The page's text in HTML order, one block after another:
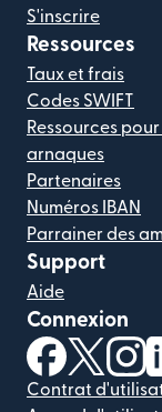
S'inscrire
Ressources
Taux et frais
Codes SWIFT
Ressources
arnaques
Partenaires
Numéros IBAN
Parrainer des
Support
Aide
Connexion
(s'ouvre
Contrat